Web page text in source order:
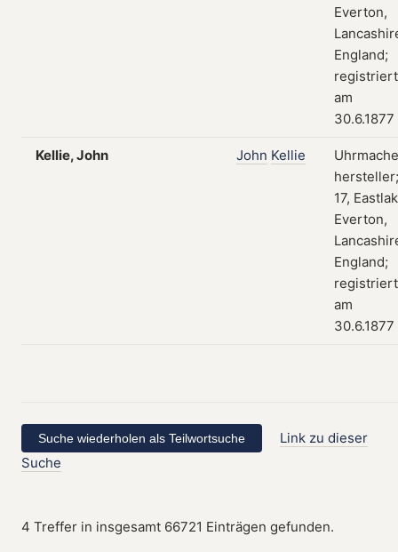
Everton,
England;
registriert
am
30.6.1877
Kellie, John John Kellie
hersteller;
17,
Everton,
England;
registriert
am
30.6.1877
Link zu dieser
Suche
4 Treffer in insgesamt 66721 Einträgen gefunden.